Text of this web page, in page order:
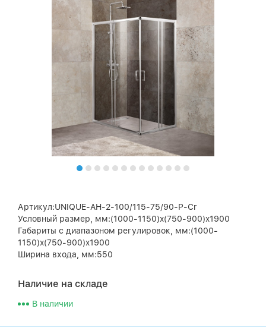
Артикул:UNIQUE-AH-2-100/115-75/90-P-Cr
Условный размер, мм:(1000-1150)x(750-900)x1900
Габариты с диапазоном регулировок, мм:(1000-
1150)x(750-900)x1900
Ширина входа, мм:550
Наличие на складе
В наличии